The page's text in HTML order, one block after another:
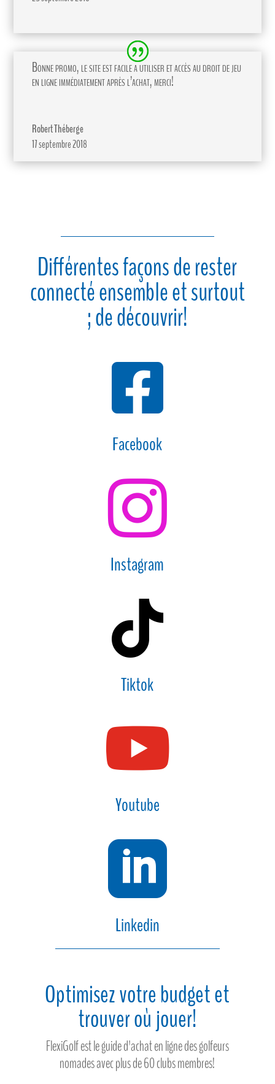
Bonne promo, le site est facile a utiliser et accès au droit de jeu
en ligne immédiatement après l’achat, merci!
Robert Théberge
17 septembre 2018
Différentes façons de rester
connecté ensemble et surtout
; de découvrir!

Facebook

Instagram

Tiktok

Youtube

Linkedin
Optimisez votre budget et
trouver où jouer!
FlexiGolf est le guide d'achat en ligne des golfeurs
nomades avec plus de 60 clubs membres!